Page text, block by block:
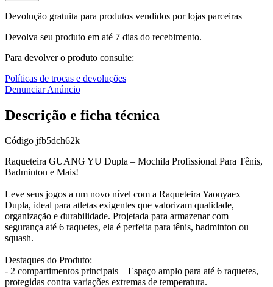
Devolução gratuita para produtos vendidos por lojas parceiras
Devolva seu produto em até 7 dias do recebimento.
Para devolver o produto consulte:
Políticas de trocas e devoluções
Denunciar Anúncio
Descrição e ficha técnica
Código jfb5dch62k
Raqueteira GUANG YU Dupla – Mochila Profissional Para Tênis,
Badminton e Mais!
Leve seus jogos a um novo nível com a Raqueteira Yaonyaex
Dupla, ideal para atletas exigentes que valorizam qualidade,
organização e durabilidade. Projetada para armazenar com
segurança até 6 raquetes, ela é perfeita para tênis, badminton ou
squash.
Destaques do Produto:
- 2 compartimentos principais – Espaço amplo para até 6 raquetes,
protegidas contra variações extremas de temperatura.